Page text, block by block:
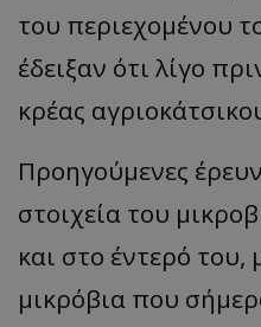
του περιεχομένου
έδειξαν ότι λίγο
κρέας
Προηγούμενες
στοιχεία του
και στο έντερό
μικρόβια που